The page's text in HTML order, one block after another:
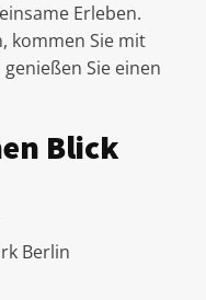
Erleben.
kommen Sie mit
Sie einen
Blick
Berlin